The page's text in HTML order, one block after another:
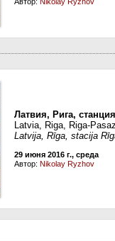
Латвия, Рига,
Latvia, Riga, Riga-
Latvija, Rīga, stacija
29 июня 2016 г., среда
Автор: Nikolay Ryzhov